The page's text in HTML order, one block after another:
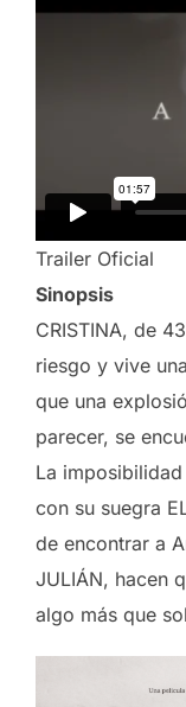
Trailer Oficial
Sinopsis
CRISTINA, de
riesgo y vive
que una
parecer, se
La
con su suegra
de encontrar a
JULIÁN, hacen
algo más que